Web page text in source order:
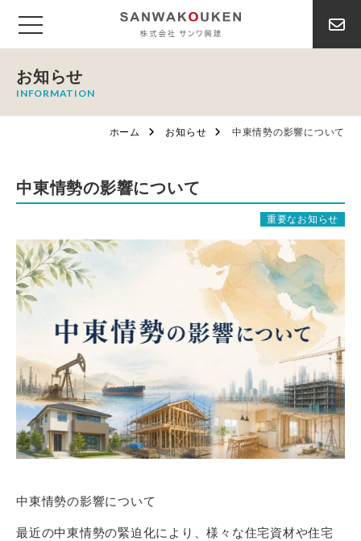
お知らせ
INFORMATION
ホーム お知らせ 中東情勢の影響について
中東情勢の影響について
重要なお知らせ
中東情勢の影響について
最近の中東情勢の緊迫化により、様々な住宅資材や住宅